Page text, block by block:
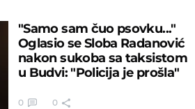
"Samo sam čuo psovku..."
Oglasio se Sloba Radanović
nakon sukoba sa taksistom
u Budvi: "Policija je prošla"
0 0